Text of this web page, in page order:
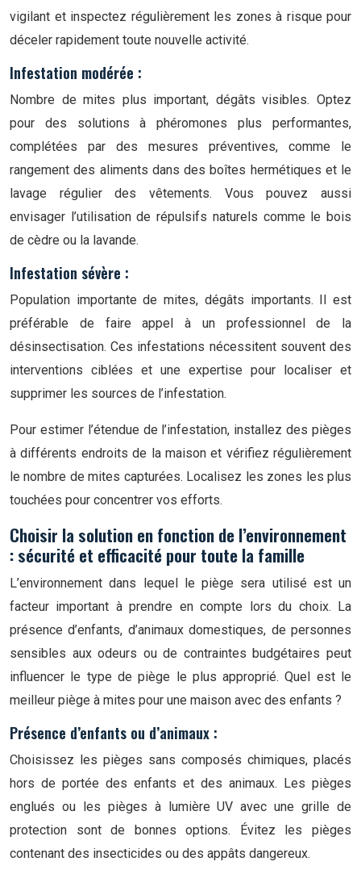
vigilant et inspectez régulièrement les zones à risque pour
déceler rapidement toute nouvelle activité.
Infestation modérée :
Nombre de mites plus important, dégâts visibles. Optez
pour des solutions à phéromones plus performantes,
complétées par des mesures préventives, comme le
rangement des aliments dans des boîtes hermétiques et le
lavage régulier des vêtements. Vous pouvez aussi
envisager l’utilisation de répulsifs naturels comme le bois
de cèdre ou la lavande.
Infestation sévère :
Population importante de mites, dégâts importants. Il est
préférable de faire appel à un professionnel de la
désinsectisation. Ces infestations nécessitent souvent des
interventions ciblées et une expertise pour localiser et
supprimer les sources de l’infestation.
Pour estimer l’étendue de l’infestation, installez des pièges
à différents endroits de la maison et vérifiez régulièrement
le nombre de mites capturées. Localisez les zones les plus
touchées pour concentrer vos efforts.
Choisir la solution en fonction de l’environnement
: sécurité et efficacité pour toute la famille
L’environnement dans lequel le piège sera utilisé est un
facteur important à prendre en compte lors du choix. La
présence d’enfants, d’animaux domestiques, de personnes
sensibles aux odeurs ou de contraintes budgétaires peut
influencer le type de piège le plus approprié. Quel est le
meilleur piège à mites pour une maison avec des enfants ?
Présence d’enfants ou d’animaux :
Choisissez les pièges sans composés chimiques, placés
hors de portée des enfants et des animaux. Les pièges
englués ou les pièges à lumière UV avec une grille de
protection sont de bonnes options. Évitez les pièges
contenant des insecticides ou des appâts dangereux.